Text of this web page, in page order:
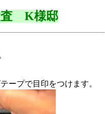
査 K様邸
ープで目印をつけます。